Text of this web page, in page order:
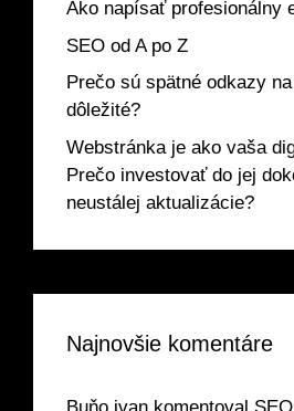
Ako napísať profesionálny
SEO od A po Z
Prečo sú spätné odkazy
dôležité?
Webstránka je ako vaša
Prečo investovať do jej
neustálej aktualizácie?
Najnovšie komentáre
Buňo ivan komentoval